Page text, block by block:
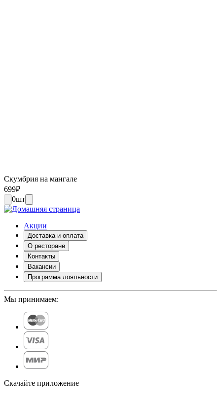
Скумбрия на мангале
699₽
0шт
Акции
Доставка и оплата
О ресторане
Контакты
Вакансии
Программа лояльности
Мы принимаем:
Скачайте приложение